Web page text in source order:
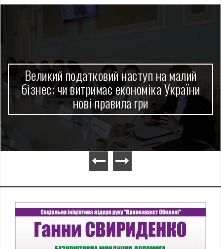
Великий податковий наступ на малий
бізнес: чи витримає економіка України
нові правила гри